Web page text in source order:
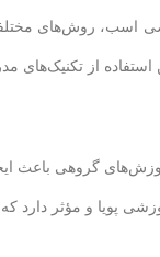
اسب، روش‌های
از تکنیک‌های
گروهی باعث
پویا و مؤثر دارد که